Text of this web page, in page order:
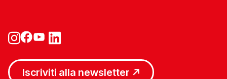
Iscriviti alla newsletter